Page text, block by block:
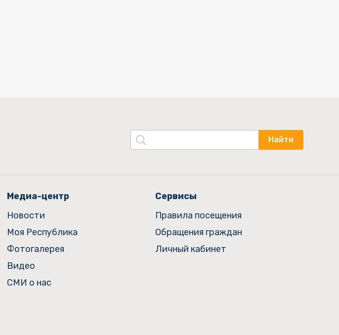
Найти
Медиа-центр
Новости
Моя Республика
Фотогалерея
Видео
СМИ о нас
Сервисы
Правила посещения
Обращения граждан
Личный кабинет